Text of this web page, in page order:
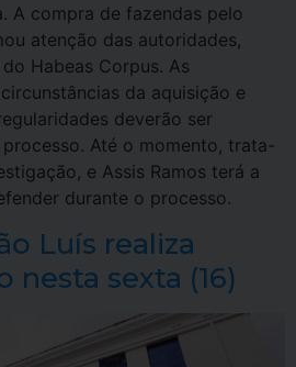
A compra de fazendas pelo
atenção das autoridades,
Habeas Corpus. As
da aquisição e
deverão ser
Até o momento, trata-
e Assis Ramos terá a
durante o processo.
Luís realiza
sexta (16)